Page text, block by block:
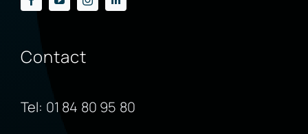
Contact
Tel: 01 84 80 95 80